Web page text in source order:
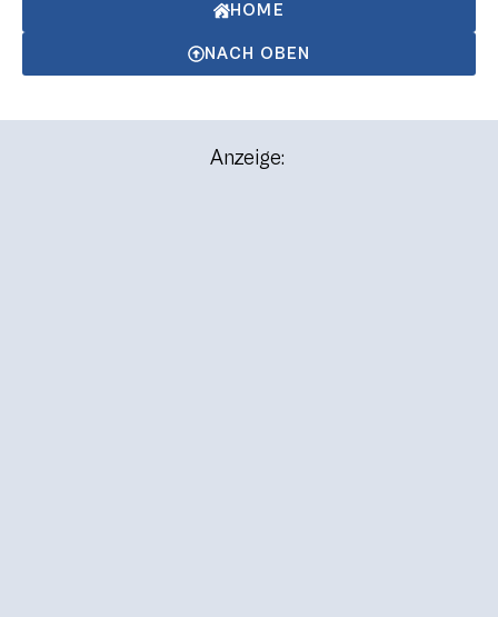
HOME
NACH OBEN
Anzeige: